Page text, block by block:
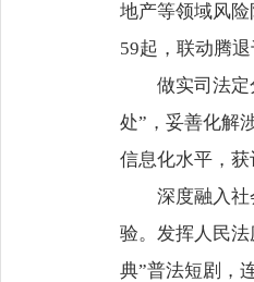
地产等领域风
59起，联动腾
做实司法定分
处”，妥善化解
信息化水平，
深度融入社会
验。发挥人民
典”普法短剧，